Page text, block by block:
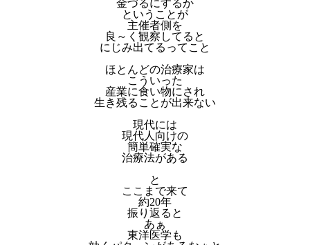
金づるにするか
ということが
主催者側を
良～く観察してると
にじみ出てるってこと
ほとんどの治療家は
こういった
産業に食い物にされ
生き残ることが出来ない
現代には
現代人向けの
簡単確実な
治療法がある
と
ここまで来て
約20年
振り返ると
あぁ
東洋医学も